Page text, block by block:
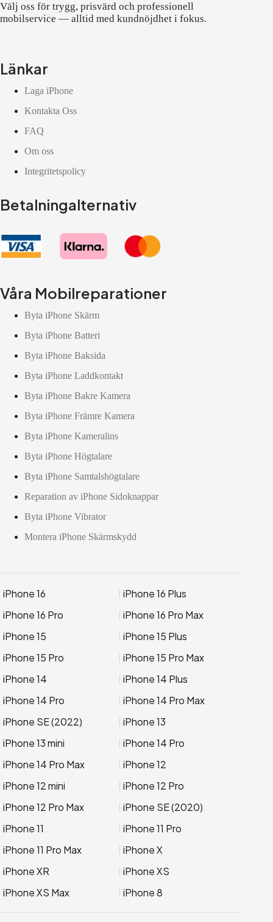
Välj oss för trygg, prisvärd och professionell
mobilservice — alltid med kundnöjdhet i fokus.
Länkar
Laga iPhone
Kontakta Oss
FAQ
Om oss
Integritetspolicy
Betalningalternativ
Våra Mobilreparationer
Byta iPhone Skärm
Byta iPhone Batteri
Byta iPhone Baksida
Byta iPhone Laddkontakt
Byta iPhone Bakre Kamera
Byta iPhone Främre Kamera
Byta iPhone Kameralins
Byta iPhone Högtalare
Byta iPhone Samtalshögtalare
Reparation av iPhone Sidoknappar
Byta iPhone Vibrator
Montera iPhone Skärmskydd
iPhone 16
iPhone 16 Plus
iPhone 16 Pro
iPhone 16 Pro Max
iPhone 15
iPhone 15 Plus
iPhone 15 Pro
iPhone 15 Pro Max
iPhone 14
iPhone 14 Plus
iPhone 14 Pro
iPhone 14 Pro Max
iPhone SE (2022)
iPhone 13
iPhone 13 mini
iPhone 14 Pro
iPhone 14 Pro Max
iPhone 12
iPhone 12 mini
iPhone 12 Pro
iPhone 12 Pro Max
iPhone SE (2020)
iPhone 11
iPhone 11 Pro
iPhone 11 Pro Max
iPhone X
iPhone XR
iPhone XS
iPhone XS Max
iPhone 8